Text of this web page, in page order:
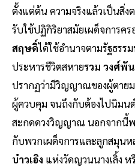
ตั้งแต่ต้น ความจริงแล้วเป็นสิ่ง
รับใช้ปฏิกิริยาสมัยเผด็จการคร
สฤษดิ์ได้ใช้อำนาจตามรัฐธรร
ประหารชีวิตสหายรวม วงศ์พั
ปรากฏว่ามีวิญญาณของผู้ตาย
ผู้ควบคุม จนถึงกับต้องไปนิม
สะกดดวงวิญญาณ นอกจากนี้
กับพวกเผด็จการและลูกสมุนห
บ๋าวเอิง แห่งวัดญวนนางเลิ้ง